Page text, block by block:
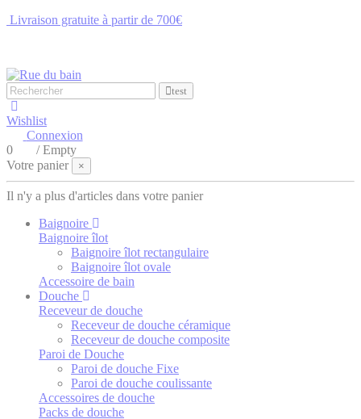
Livraison gratuite à partir de 700€
test
Wishlist
Connexion
0
/Empty
Votre panier
×
Il n'y a plus d'articles dans votre panier
Baignoire
Baignoire îlot
Baignoire îlot rectangulaire
Baignoire îlot ovale
Accessoire de bain
Douche
Receveur de douche
Receveur de douche céramique
Receveur de douche composite
Paroi de Douche
Paroi de douche Fixe
Paroi de douche coulissante
Accessoires de douche
Packs de douche